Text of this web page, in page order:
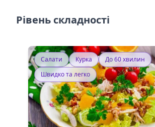
Рівень складності
Салати Курка
До 60 хвилин
Швидко та легко